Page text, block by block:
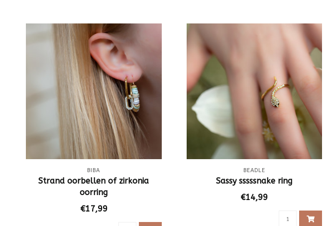
BIBA
Strand oorbellen of zirkonia
oorring
€17,99
BEADLE
Sassy sssssnake ring
€14,99